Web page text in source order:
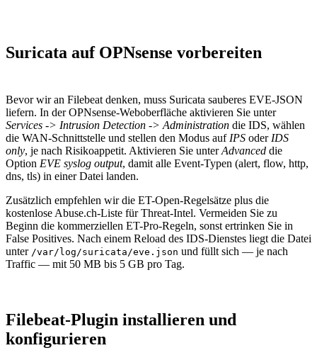
Suricata auf OPNsense vorbereiten
Bevor wir an Filebeat denken, muss Suricata sauberes EVE-JSON
liefern. In der OPNsense-Weboberfläche aktivieren Sie unter
Services -> Intrusion Detection -> Administration die IDS, wählen
die WAN-Schnittstelle und stellen den Modus auf IPS oder IDS
only, je nach Risikoappetit. Aktivieren Sie unterAdvanced die
Option EVE syslog output, damit alle Event-Typen (alert, flow, http,
dns, tls) in einer Datei landen.
Zusätzlich empfehlen wir die ET-Open-Regelsätze plus die
kostenlose Abuse.ch-Liste für Threat-Intel. Vermeiden Sie zu
Beginn die kommerziellen ET-Pro-Regeln, sonst ertrinken Sie in
False Positives. Nach einem Reload des IDS-Dienstes liegt die Datei
unter /var/log/suricata/eve.json und füllt sich — je nach
Traffic — mit 50 MB bis 5 GB pro Tag.
Filebeat-Plugin installieren und
konfigurieren